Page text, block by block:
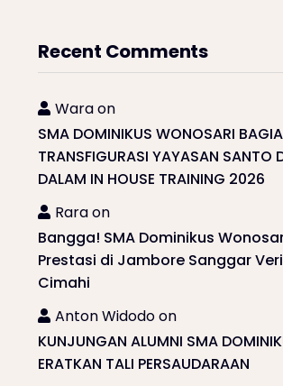
Recent Comments
Waraon
SMA DOMINIKUS WONOSARI
TRANSFIGURASI YAYASAN SANTO
DALAM IN HOUSE TRAINING 2026
Raraon
Bangga! SMA Dominikus
Prestasi di Jambore Sanggar
Cimahi
Anton Widodoon
KUNJUNGAN ALUMNI SMA
ERATKAN TALI PERSAUDARAAN